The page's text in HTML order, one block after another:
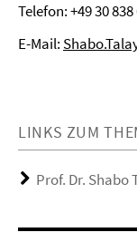
Telefon:+49 30
E-Mail:
LINKS ZUM
Prof. Dr. Shabo